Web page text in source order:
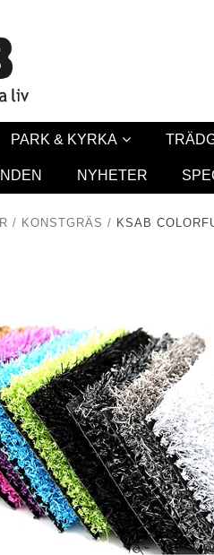
PARK & KYRKA
NYHETER
/ KONSTGRÄS / KSAB